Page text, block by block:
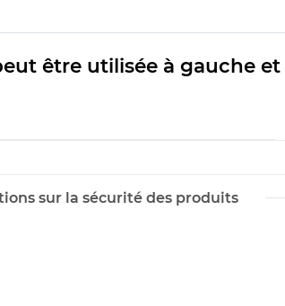
être utilisée à gauche
sur la sécurité des produits